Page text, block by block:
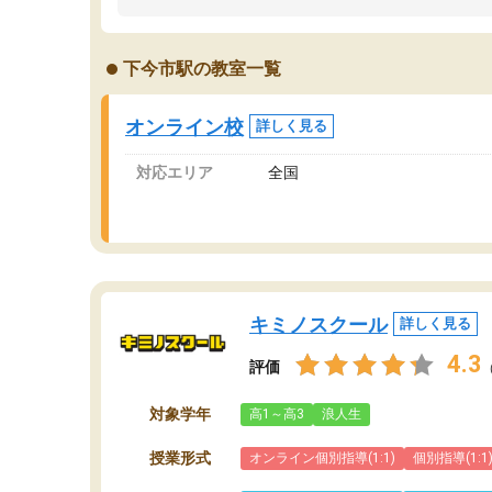
オンラインツールを使用した単語帳の共有があ
り宿題もそちらで出される形でした。
2ヶ月で担当講師の方がお辞めになると言う事で
講師変更の申し出があり、あまりに短期での変
更だった為、塾に通う事にして退会しました。
遅れも取り戻せ、授業内容や講師の方は良かっ
ま
下今市駅の教室一覧
オンライン校 詳しく見る
対応エリア 全国
キミノスクール 詳しく見る
評価 4.3
対象学年 高1～高3 浪人生
授業形式 オンライン個別指導(1:1) 個別指導(1:1)